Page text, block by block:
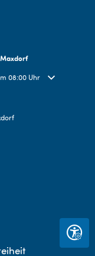
auszublenden
08:00 Uhr
Seite